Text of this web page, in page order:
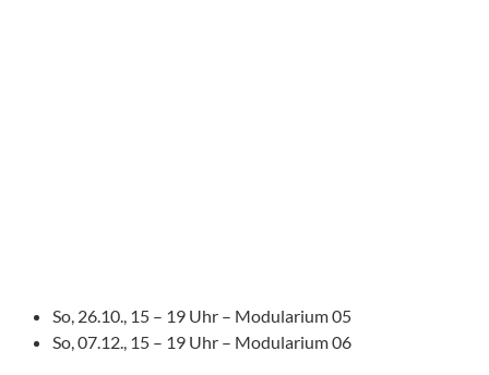
So, 26.10., 15 – 19 Uhr – Modularium 05
So, 07.12., 15 – 19 Uhr – Modularium 06